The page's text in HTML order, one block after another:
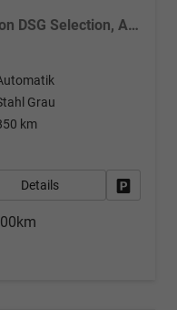
1.5 TSI mHEV 110 kW Selection DSG Selection, AHK, Navi, Side, Kamera, Winter, 4 J.- Garantie
Grau
km
Details